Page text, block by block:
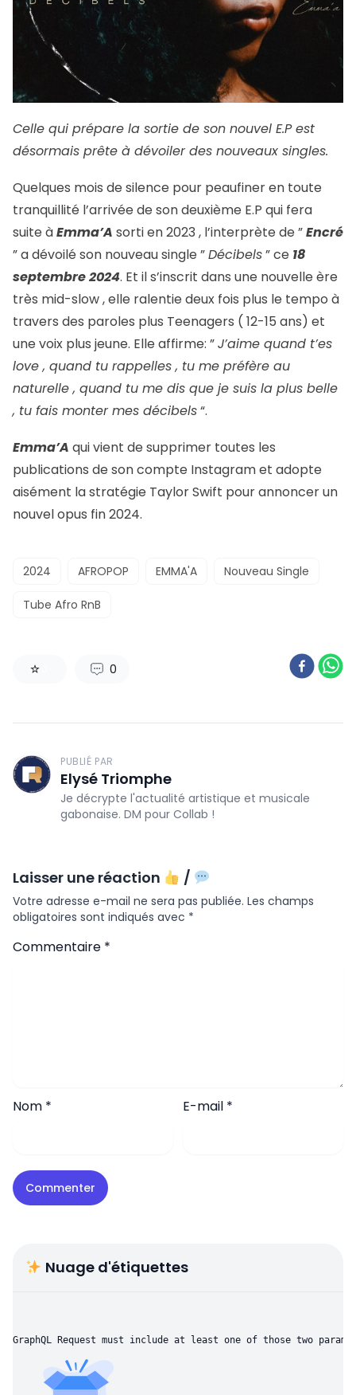
Celle qui prépare la sortie de son nouvel E.P est
désormais prête à dévoiler des nouveaux singles.
Quelques mois de silence pour peaufiner en toute
tranquillité l’arrivée de son deuxième E.P qui fera
suite àEmma’A sorti en 2023 , l’interprète de ”Encré
” a dévoilé son nouveau single ”Décibels” ce 18
septembre 2024. Et il s’inscrit dans une nouvelle ère
très mid-slow , elle ralentie deux fois plus le tempo à
travers des paroles plus Teenagers ( 12-15 ans) et
une voix plus jeune. Elle affirme: ”J’aime quand t’es
love , quand tu rappelles , tu me préfère au
naturelle , quand tu me dis que je suis la plus belle
, tu fais monter mes décibels“.
Emma’A qui vient de supprimer toutes les
publications de son compte Instagram et adopte
aisément la stratégie Taylor Swift pour annoncer un
nouvel opus fin 2024.
2024 AFROPOP EMMA'A Nouveau Single
Tube Afro RnB
0
PUBLIÉ PAR
Elysé Triomphe
Je décrypte l'actualité artistique et musicale
gabonaise. DM pour Collab !
Laisser une réaction /
Votre adresse e-mail ne sera pas publiée. Les champs
obligatoires sont indiqués avec *
Commentaire *
Nom * E-mail *
Nuage d'étiquettes
GraphQL Request must include at least one of those two